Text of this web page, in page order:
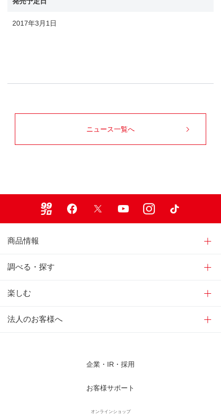
2017年3月1日
ニュース一覧へ
商品情報
調べる・探す
楽しむ
法人のお客様へ
企業・IR・採用
お客様サポート
オンラインショップ